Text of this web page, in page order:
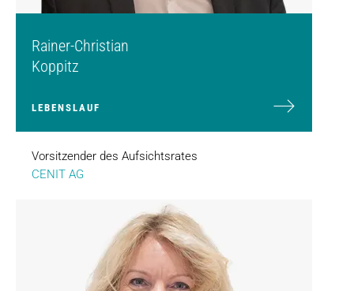
Rainer-Christian
Koppitz
LEBENSLAUF
Vorsitzender des Aufsichtsrates
CENIT AG